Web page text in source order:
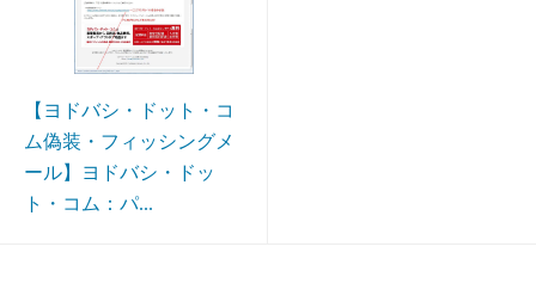
【ヨドバシ・ドット・コ
ム偽装・フィッシングメ
ール】ヨドバシ・ドッ
ト・コム：パ...